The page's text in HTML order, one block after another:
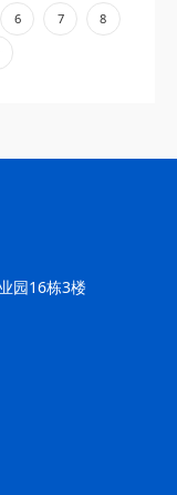
6 7 8
园16栋3楼